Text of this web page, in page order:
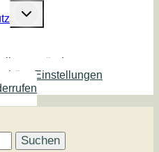
umschalten
ändern
Einstellungen